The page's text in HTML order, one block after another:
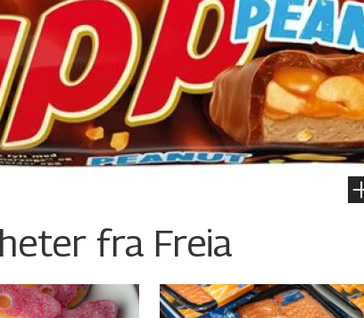
fra Freia